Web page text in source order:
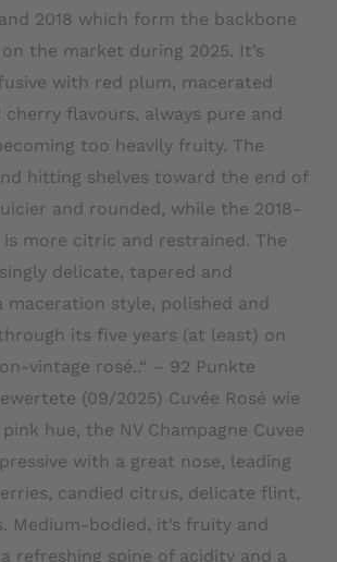
2018 which form the backbone
the market during 2025. It’s
with red plum, macerated
flavours, always pure and
too heavily fruity. The
hitting shelves toward the end of
and rounded, while the 2018-
is more citric and restrained. The
delicate, tapered and
maceration style, polished and
its five years (at least) on
vintage rosé..“ – 92 Punkte
(09/2025) Cuvée Rosé wie
hue, the NV Champagne Cuvee
with a great nose, leading
candied citrus, delicate flint,
Medium-bodied, it’s fruity and
refreshing spine of acidity and a